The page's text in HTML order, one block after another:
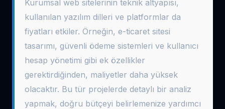
Kurumsal web sitelerinin teknik altyapısı,
kullanılan yazılım dilleri ve platformlar da
fiyatları etkiler. Örneğin, e-ticaret sitesi
tasarımı, güvenli ödeme sistemleri ve kullanıcı
hesap yönetimi gibi ek özellikler
gerektirdiğinden, maliyetler daha yüksek
olacaktır. Bu tür projelerde detaylı bir analiz
yapmak, doğru bütçeyi belirlemenize yardımcı